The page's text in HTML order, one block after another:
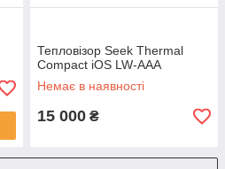
Тепловізор Seek Thermal
Compact iOS LW-AAA
Немає в наявності
15 000 ₴